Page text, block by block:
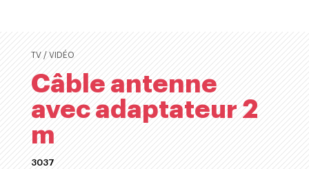
TV / VIDÉO
Câble antenne
avec adaptateur 2
m
3037